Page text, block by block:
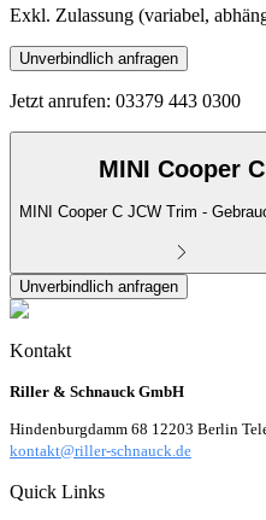
Exkl. Zulassung (variabel,
Unverbindlich anfragen
Jetzt anrufen: 03379 443 0300
MINI Cooper C
MINI Cooper C JCW Trim -
Unverbindlich anfragen
Kontakt
Riller & Schnauck GmbH
Hindenburgdamm 68 12203 Berlin
kontakt@riller-schnauck.de
Quick Links